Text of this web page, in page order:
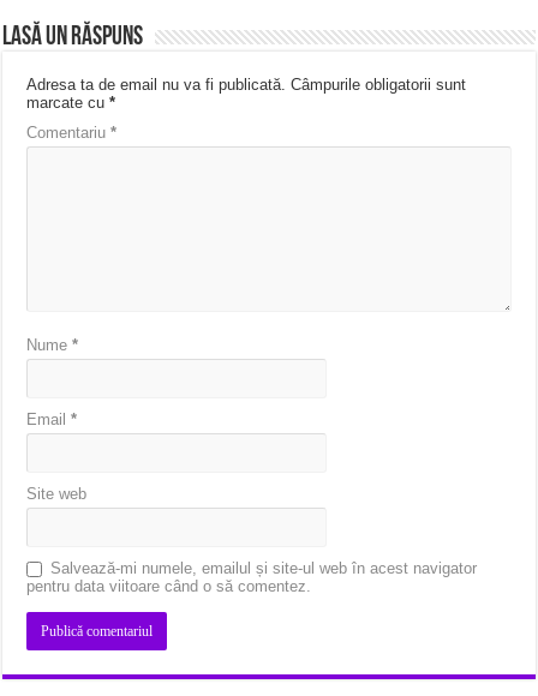
Lasă un răspuns
Adresa ta de email nu va fi publicată. Câmpurile obligatorii sunt
marcate cu*
Comentariu*
Nume*
Email*
Site web
Salvează-mi numele, emailul și site-ul web în acest navigator
pentru data viitoare când o să comentez.